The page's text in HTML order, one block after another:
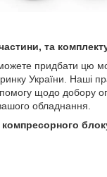
та
придбати цю
України. Наші
щодо добору
обладнання.